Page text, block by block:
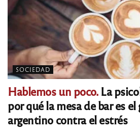
SOCIEDAD
Hablemos un poco.La
por qué la mesa de bar es
argentino contra el estrés